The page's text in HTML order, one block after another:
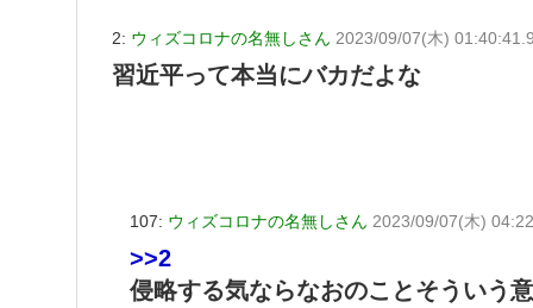
2: ウィズコロナの名無しさん 2023/09/07(木)
習近平って本当にバカだよな
107: ウィズコロナの名無しさん 2023/09/07(木)
>>2
侵略する気ならなおのことそういう